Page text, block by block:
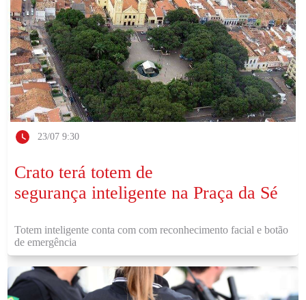
23/07 9:30
Crato terá totem de
segurança inteligente na Praça da Sé
Totem inteligente conta com com reconhecimento facial e botão
de emergência